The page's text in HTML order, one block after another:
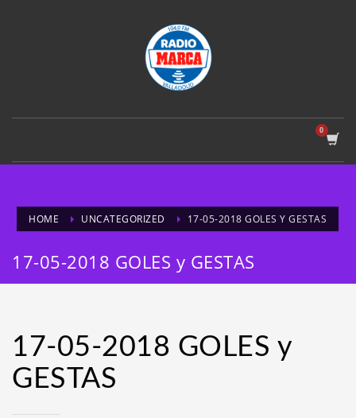
HOME UNCATEGORIZED 17-05-2018 GOLES Y GESTAS
17-05-2018 GOLES y GESTAS
17-05-2018 GOLES y
GESTAS